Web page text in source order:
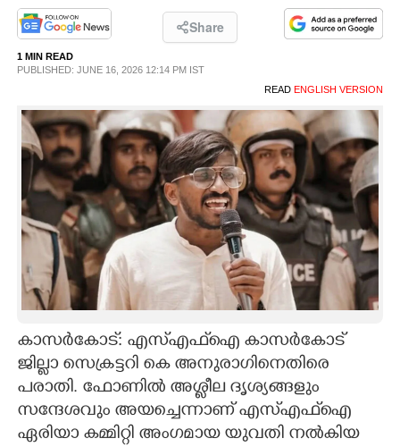
INFO+
ART
ASTRO
CARTOONS
LITERATURE
ZOOM
Share
1 MIN READ
PUBLISHED: JUNE 16, 2026 12:14 PM IST
READ ENGLISH VERSION
കാസർകോട്: എസ്‌എഫ്‌ഐ കാസർകോട്
ജില്ലാ സെക്രട്ടറി കെ അനുരാഗിനെതിരെ
പരാതി. ഫോണിൽ അശ്ലീല ദൃശ്യങ്ങളും
സന്ദേശവും അയച്ചെന്നാണ് എസ്‌എഫ്‌ഐ
ഏരിയാ കമ്മിറ്റി അംഗമായ യുവതി നൽകിയ